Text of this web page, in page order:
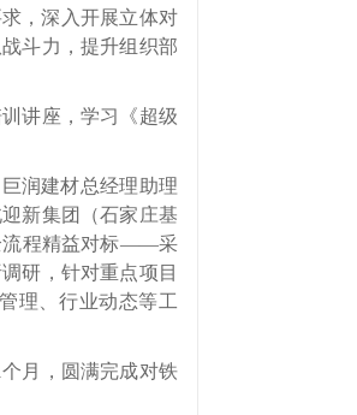
，深入开展立体对
斗力，提升组织部
讲座，学习《超级
润建材总经理助理
新集团（石家庄基
流程精益对标——采
研，针对重点项目
理、行业动态等工
月，圆满完成对铁